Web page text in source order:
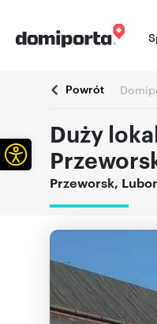
Powrót
Duży
Przeworsk,
Otwórz pasek narzędzi